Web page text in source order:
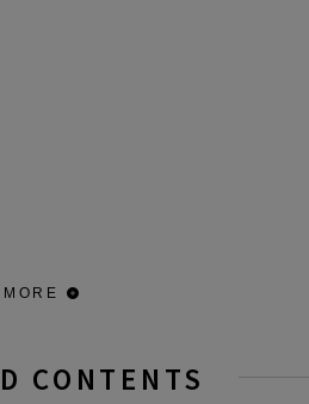
MORE
CONTENTS